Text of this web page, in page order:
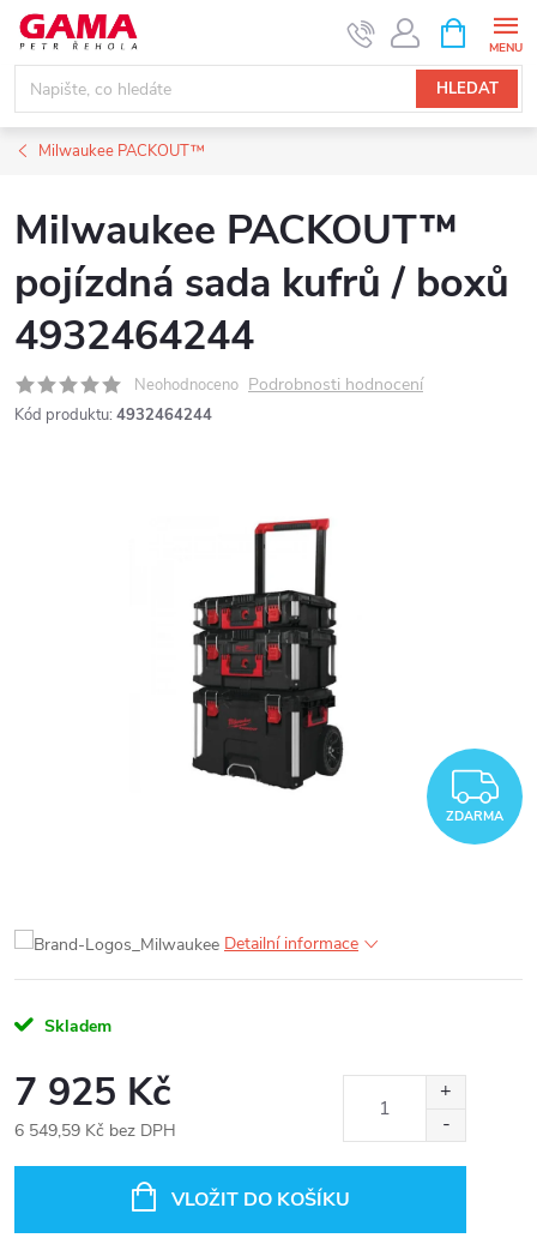
Přejít
obsah
HLEDAT
NÁKUPNÍ
KOŠÍK
Milwaukee PACKOUT™
Milwaukee PACKOUT™
pojízdná sada kufrů / boxů
4932464244
Neohodnoceno Podrobnosti hodnocení
Kód produktu: 4932464244
ZDARMA
Detailní informace
Skladem
7 925 Kč
6 549,59 Kč bez DPH
VLOŽIT DO KOŠÍKU